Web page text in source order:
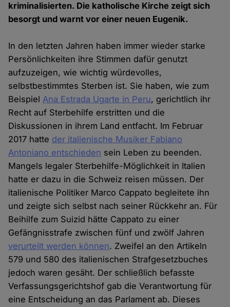
kriminalisierten. Die katholische Kirche zeigt sich
besorgt und warnt vor einer neuen Eugenik.
In den letzten Jahren haben immer wieder starke
Persönlichkeiten ihre Stimmen dafür genutzt
aufzuzeigen, wie wichtig würdevolles,
selbstbestimmtes Sterben ist. Sie haben, wie zum
BeispielAna Estrada Ugarte in Peru, gerichtlich ihr
Recht auf Sterbehilfe erstritten und die
Diskussionen in ihrem Land entfacht. Im Februar
2017 hatte der italienische Musiker Fabiano
Antoniano entschieden sein Leben zu beenden.
Mangels legaler Sterbehilfe-Möglichkeit in Italien
hatte er dazu in die Schweiz reisen müssen. Der
italienische Politiker Marco Cappato begleitete ihn
und zeigte sich selbst nach seiner Rückkehr an. Für
Beihilfe zum Suizid hätte Cappato zu einer
Gefängnisstrafe zwischen fünf und zwölf Jahren
verurteilt werden können. Zweifel an den Artikeln
579 und 580 des italienischen Strafgesetzbuches
jedoch waren gesäht. Der schließlich befasste
Verfassungsgerichtshof gab die Verantwortung für
eine Entscheidung an das Parlament ab. Dieses